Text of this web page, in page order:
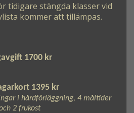
tidigare stängda klasser vid
kommer att tillämpas.
1700 kr
1395 kr
i hårdförläggning, 4 måltider
2 frukost